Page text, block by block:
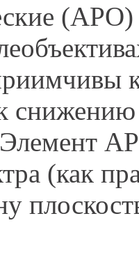
снижению
(как